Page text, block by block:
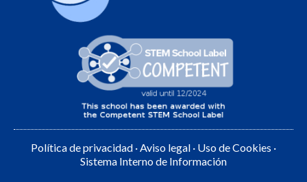
Política de privacidad ·Aviso legal · Uso de Cookies ·
Sistema Interno de Información